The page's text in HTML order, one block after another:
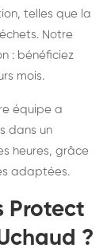
telles que la
Notre
: bénéficiez
mois.
équipe a
dans un
heures, grâce
adaptées.
Protect
?